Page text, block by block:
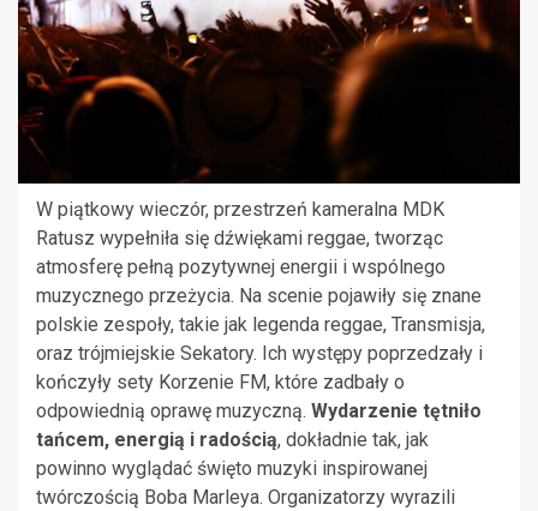
W piątkowy wieczór, przestrzeń kameralna MDK
Ratusz wypełniła się dźwiękami reggae, tworząc
atmosferę pełną pozytywnej energii i wspólnego
muzycznego przeżycia. Na scenie pojawiły się znane
polskie zespoły, takie jak legenda reggae, Transmisja,
oraz trójmiejskie Sekatory. Ich występy poprzedzały i
kończyły sety Korzenie FM, które zadbały o
odpowiednią oprawę muzyczną. Wydarzenie tętniło
tańcem, energią i radością, dokładnie tak, jak
powinno wyglądać święto muzyki inspirowanej
twórczością Boba Marleya. Organizatorzy wyrazili